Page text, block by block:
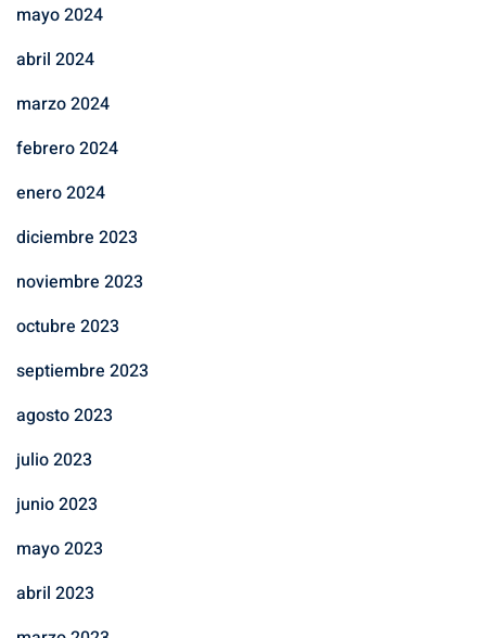
mayo 2024
abril 2024
marzo 2024
febrero 2024
enero 2024
diciembre 2023
noviembre 2023
octubre 2023
septiembre 2023
agosto 2023
julio 2023
junio 2023
mayo 2023
abril 2023